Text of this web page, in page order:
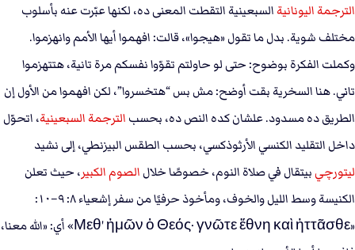
الترجمة اليونانيةالسبعينية التقطت المعنى ده، لكنها عبّرت عنه بأسلوب
مختلف شوية. بدل ما تقول «هيجوا»، قالت: افهموا أيها الأمم وانهزموا.
وكملت الفكرة بوضوح: حتى لو حاولتم تقوّوا نفسكم مرة تانية، هتتهزموا
تاني. هنا السخرية بقت أوضح: مش بس “هتخسروا”، لكن افهموا من الأول إن
الطريق ده مسدود. علشان كده النص ده، بحسب الترجمة السبعينية، اتحوّل
داخل التقليد الكنسي الأرثوذكسي، بحسب الطقس البيزنطي، إلى نشيد
ليتورچيبيتقال في صلاة النوم، خصوصًا خلال الصوم الكبير، حيث تعلن
الكنيسة وسط الليل والخوف، ومأخوذ حرفيًا من سفر إشعياء ٨: ٩–١٠:
«Μεθ' ἡμῶν ὁ Θεός· γνῶτε ἔθνη καὶ ἡττᾶσθε» أي: «الله معنا،